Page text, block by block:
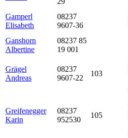
Gamperl
Elisabeth
08237
9607-36
Ganshorn
Albertine
08237 85
19 001
Grägel
Andreas
08237
9607-22
103
Greifenegger
Karin
08237
952530
105